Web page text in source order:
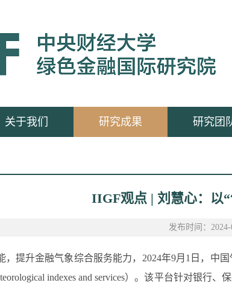
关于我们 研究成果 研究团
IIGF观点 | 刘慧心：以
发布时间：2024-
，提升金融气象综合服务能力，2024年9月1日，
indexes and services）。该平台针对银